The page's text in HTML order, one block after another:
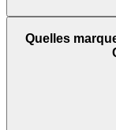
Quelles